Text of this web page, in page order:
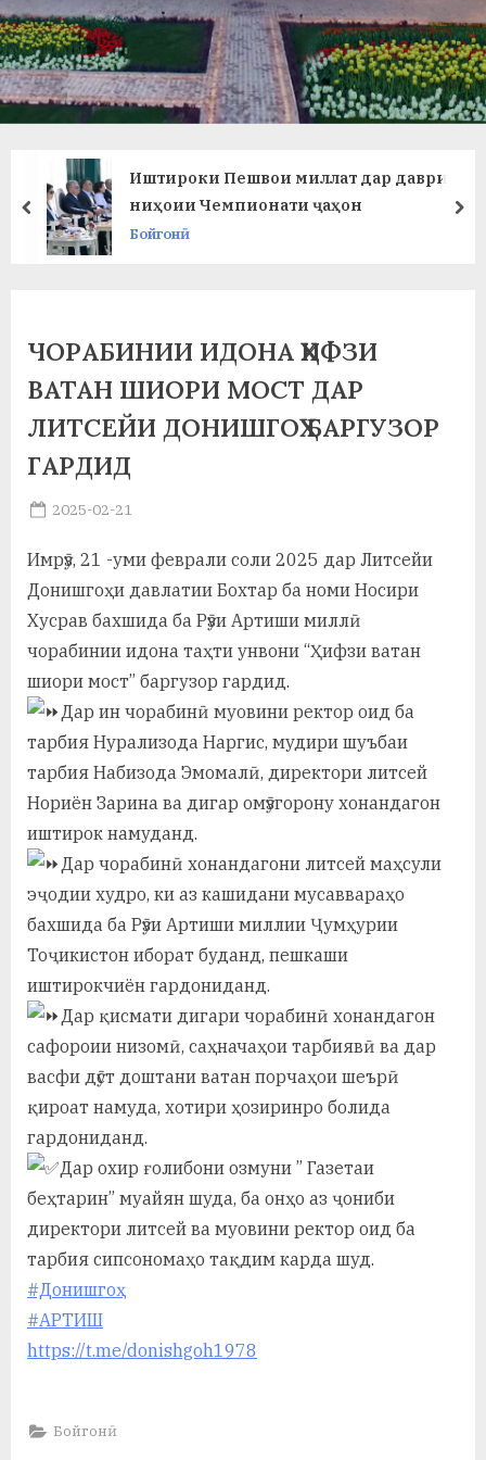
в
л
а
т
и
р
н
о
Н
о
с
р
и
с
р
Иштироки Пешвои миллат дар даври
ниҳоии Чемпионати ҷаҳон
Бойгонӣ
prev
ЧОРАБИНИИ ИДОНА ҲИФЗИ
ВАТАН ШИОРИ МОСТ ДАР
ЛИТСЕЙИ ДОНИШГОҲ БАРГУЗОР
ГАРДИД
Posted
2025-02-21
Имрӯз, 21 -уми феврали соли 2025 дар Литсейи
Донишгоҳи давлатии Бохтар ба номи Носири
Хусрав бахшида ба Рӯзи Артиши миллӣ
чорабинии идона таҳти унвони “Ҳифзи ватан
шиори мост” баргузор гардид.
Дар ин чорабинӣ муовини ректор оид ба
тарбия Нурализода Наргис, мудири шуъбаи
тарбия Набизода Эмомалӣ, директори литсей
Нориён Зарина ва дигар омӯзгорону хонандагон
иштирок намуданд.
Дар чорабинӣ хонандагони литсей маҳсули
эҷодии худро, ки аз кашидани мусаввараҳо
бахшида ба Рӯзи Артиши миллии Ҷумҳурии
Тоҷикистон иборат буданд, пешкаши
иштирокчиён гардониданд.
Дар қисмати дигари чорабинӣ хонандагон
сафороии низомӣ, саҳначаҳои тарбиявӣ ва дар
васфи дӯст доштани ватан порчаҳои шеърӣ
қироат намуда, хотири ҳозиринро болида
гардониданд.
Дар охир ғолибони озмуни ” Газетаи
беҳтарин” муайян шуда, ба онҳо аз ҷониби
директори литсей ва муовини ректор оид ба
тарбия сипсономаҳо тақдим карда шуд.
#Донишгоҳ
#АРТИШ
https://t.me/donishgoh1978
Бойгонӣ